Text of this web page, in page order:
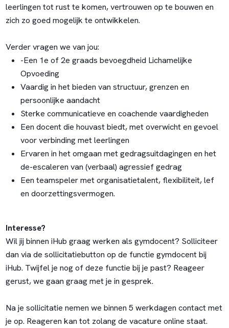
leerlingen tot rust te komen, vertrouwen op te bouwen en
zich zo goed mogelijk te ontwikkelen.
Verder vragen we van jou:
-Een 1e of 2e graads bevoegdheid Lichamelijke
Opvoeding
Vaardig in het bieden van structuur, grenzen en
persoonlijke aandacht
Sterke communicatieve en coachende vaardigheden
Een docent die houvast biedt, met overwicht en gevoel
voor verbinding met leerlingen
Ervaren in het omgaan met gedragsuitdagingen en het
de-escaleren van (verbaal) agressief gedrag
Een teamspeler met organisatietalent, flexibiliteit, lef
en doorzettingsvermogen.
Interesse?
Wil jij binnen iHub graag werken als gymdocent? Solliciteer
dan via de sollicitatiebutton op de functie gymdocent bij
iHub. Twijfel je nog of deze functie bij je past? Reageer
gerust, we gaan graag met je in gesprek.
Na je sollicitatie nemen we binnen 5 werkdagen contact met
je op. Reageren kan tot zolang de vacature online staat.